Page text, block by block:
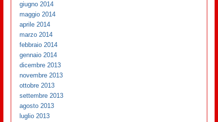
giugno 2014
maggio 2014
aprile 2014
marzo 2014
febbraio 2014
gennaio 2014
dicembre 2013
novembre 2013
ottobre 2013
settembre 2013
agosto 2013
luglio 2013